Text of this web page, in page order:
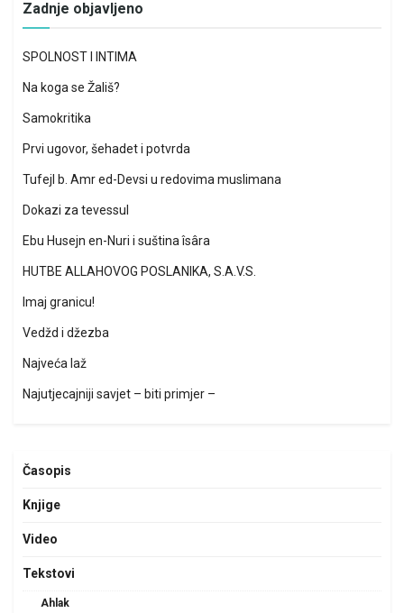
Zadnje objavljeno
SPOLNOST I INTIMA
Na koga se Žališ?
Samokritika
Prvi ugovor, šehadet i potvrda
Tufejl b. Amr ed-Devsi u redovima muslimana
Dokazi za tevessul
Ebu Husejn en-Nuri i suština îsâra
HUTBE ALLAHOVOG POSLANIKA, S.A.V.S.
Imaj granicu!
Vedžd i džezba
Najveća laž
Najutjecajniji savjet – biti primjer –
Časopis
Knjige
Video
Tekstovi
Ahlak